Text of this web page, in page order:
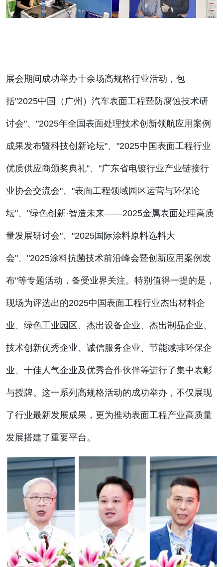
展会期间成功举办十余场高规格行业活动，包
括"2025中国（广州）汽车表面工程暨防腐蚀技术研
讨会"、"2025年全国表面处理技术创新领航应用案例
成果发布暨科技创新论坛"、"2025中国表面工程行业
优质供应商颁奖典礼"、"广东省电镀行业产业链接行
业协会交流会"、"表面工程领域园区运营与环保论
坛"、"绿色创新·智造未来——2025金属表面处理高质
量发展研讨会"、"2025国际涂料原料选料大
会"、"2025涂料抗菌技术前沿峰会暨创新应用案例发
布"等专题活动，备受业界关注。特别值得一提的是，
现场为评选出的2025中国表面工程行业杰出材料企
业、绿色工业园区、杰出设备企业、杰出制品企业、
技术创新优秀企业、诚信服务企业、节能减排环保企
业、十佳人气企业及优秀合作伙伴等进行了集中表彰
与授牌。这一系列高规格活动的成功举办，不仅展现
了行业最新发展成果，更为推动表面工程产业高质量
发展搭建了重要平台。